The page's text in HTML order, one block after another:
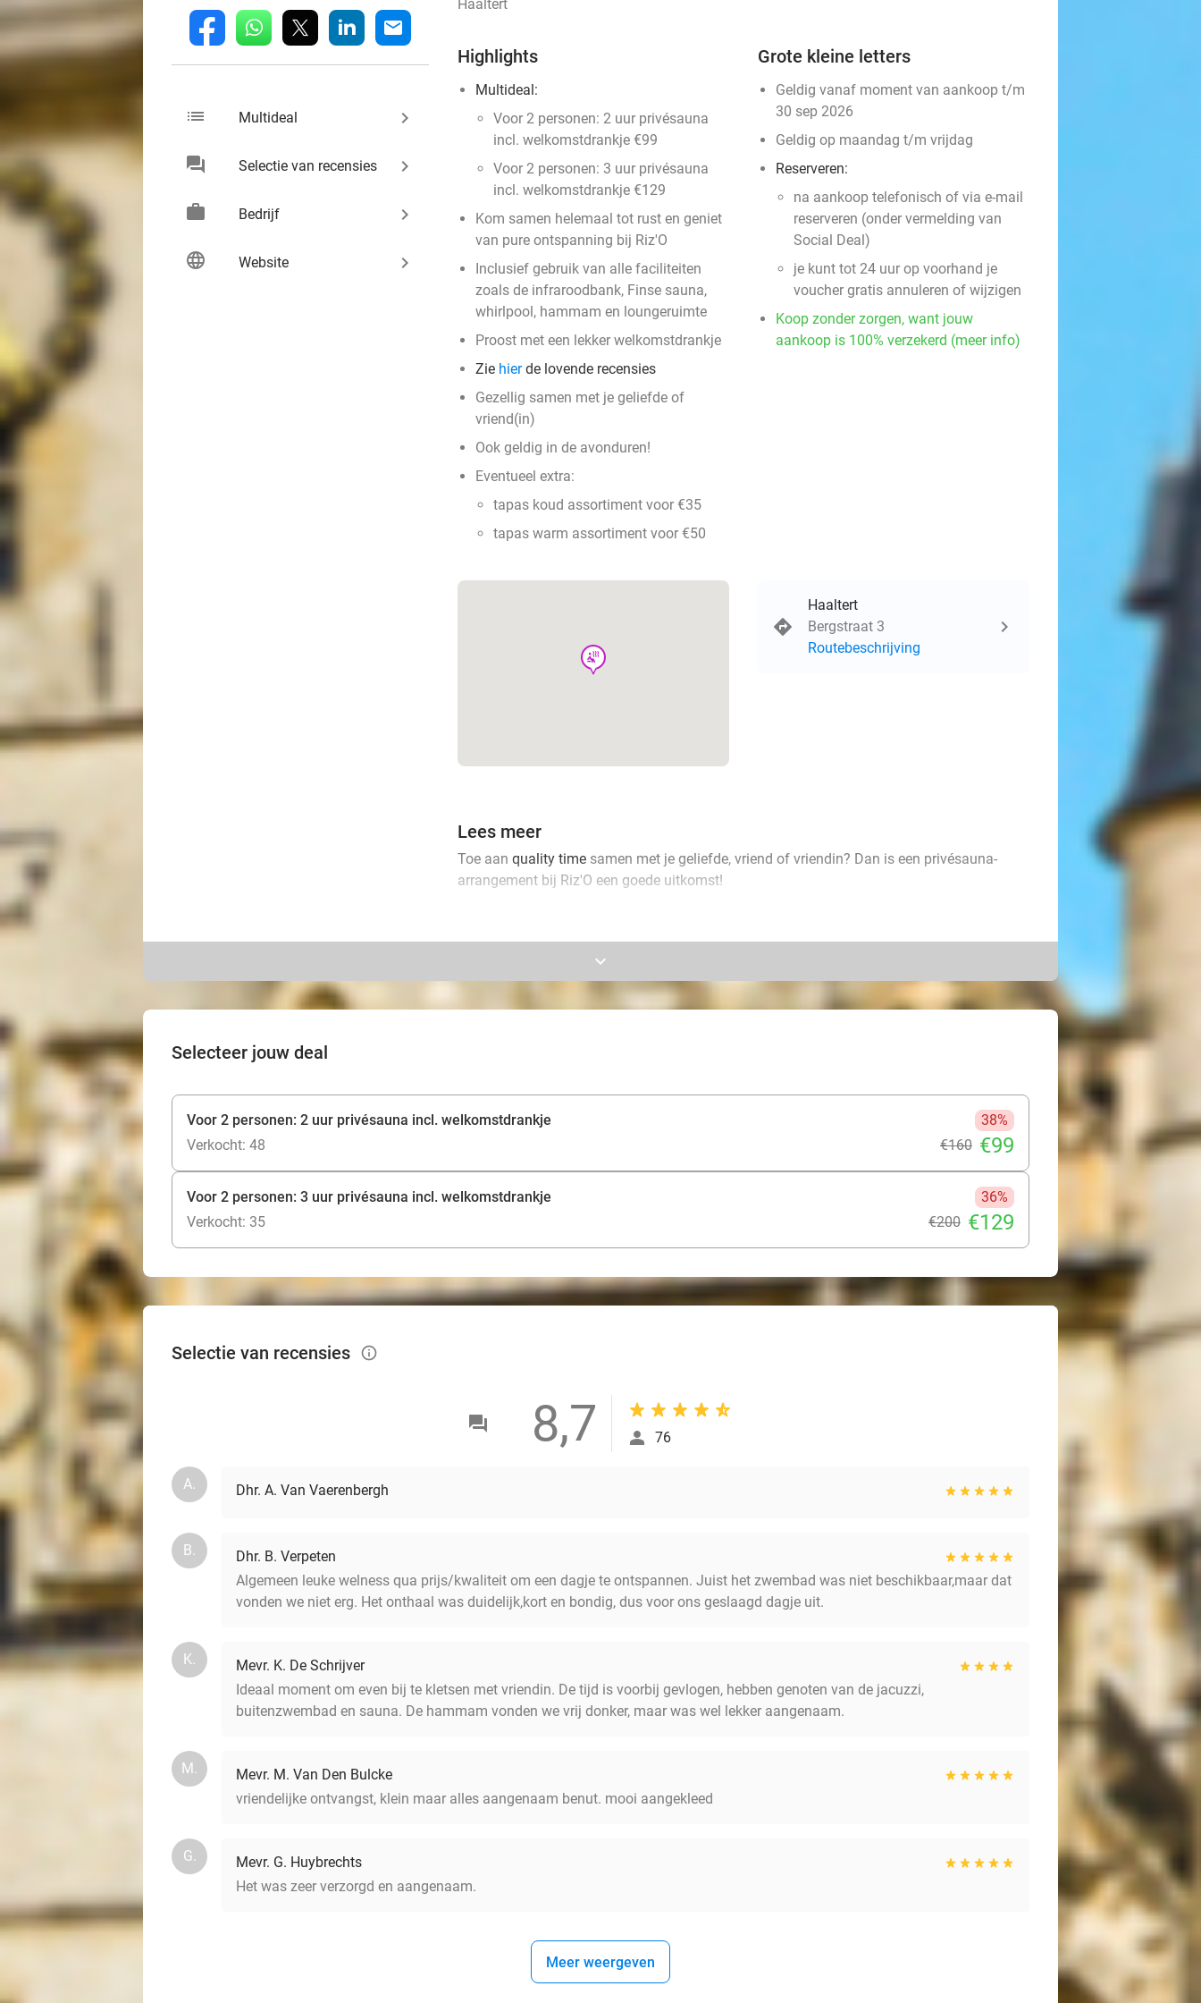
fb whatsapp linkedin mail
list Multideal keyboard_arrow_right
chat Selectie van recensies keyboard_arrow_right
work Bedrijf keyboard_arrow_right
language Website keyboard_arrow_right
Haaltert
Highlights
Multideal:
Voor 2 personen: 2 uur privésauna
incl. welkomstdrankje €99
Voor 2 personen: 3 uur privésauna
incl. welkomstdrankje €129
Kom samen helemaal tot rust en geniet
van pure ontspanning bij Riz'O
Inclusief gebruik van alle faciliteiten
zoals de infraroodbank, Finse sauna,
whirlpool, hammam en loungeruimte
Proost met een lekker welkomstdrankje
Zie hierde lovende recensies
Gezellig samen met je geliefde of
vriend(in)
Ook geldig in de avonduren!
Eventueel extra:
tapas koud assortiment voor €35
tapas warm assortiment voor €50
Grote kleine letters
Geldig vanaf moment van aankoop t/m
30 sep 2026
Geldig op maandag t/m vrijdag
Reserveren:
na aankoop telefonisch of via e-mail
reserveren (onder vermelding van
Social Deal)
je kunt tot 24 uur op voorhand je
voucher gratis annuleren of wijzigen
Koop zonder zorgen, want jouw
aankoop is 100% verzekerd (meer info)
wellness
Haaltert
Bergstraat 3
Routebeschrijving
Lees meer
Toe aan quality time samen met je geliefde, vriend of vriendin? Dan is een privésauna-
arrangement bij Riz'O een goede uitkomst!
gebruikmaken van alle faciliteiten zoals de Finse sauna, multifunctionele hammam met
verticale hydromassage en kleurentherapie, infraroodbank, relaxruimte, outdoor spa en
zwembad, zonneterras en buitendouche. Ook krijgen jullie een smakelijk welkomstdrankje
om jullie wellnessmomentje goed te beginnen. Proost op een onvergetelijk verblijf!
keyboard_arrow_down
Selecteer jouw deal
Voor 2 personen: 2 uur privésauna incl. welkomstdrankje
38%
Verkocht: 48
€160 €99
Voor 2 personen: 3 uur privésauna incl. welkomstdrankje
36%
Verkocht: 35
€200 €129
Selectie van recensies info_outlined
8,7 76
A. Dhr. A. Van Vaerenbergh
B.
Dhr. B. Verpeten
Algemeen leuke welness qua prijs/kwaliteit om een dagje te ontspannen. Juist het zwembad was niet beschikbaar,maar dat
vonden we niet erg. Het onthaal was duidelijk,kort en bondig, dus voor ons geslaagd dagje uit.
K.
Mevr. K. De Schrijver
Ideaal moment om even bij te kletsen met vriendin. De tijd is voorbij gevlogen, hebben genoten van de jacuzzi,
buitenzwembad en sauna. De hammam vonden we vrij donker, maar was wel lekker aangenaam.
M.
Mevr. M. Van Den Bulcke
vriendelijke ontvangst, klein maar alles aangenaam benut. mooi aangekleed
G.
Mevr. G. Huybrechts
Het was zeer verzorgd en aangenaam.
Meer weergeven